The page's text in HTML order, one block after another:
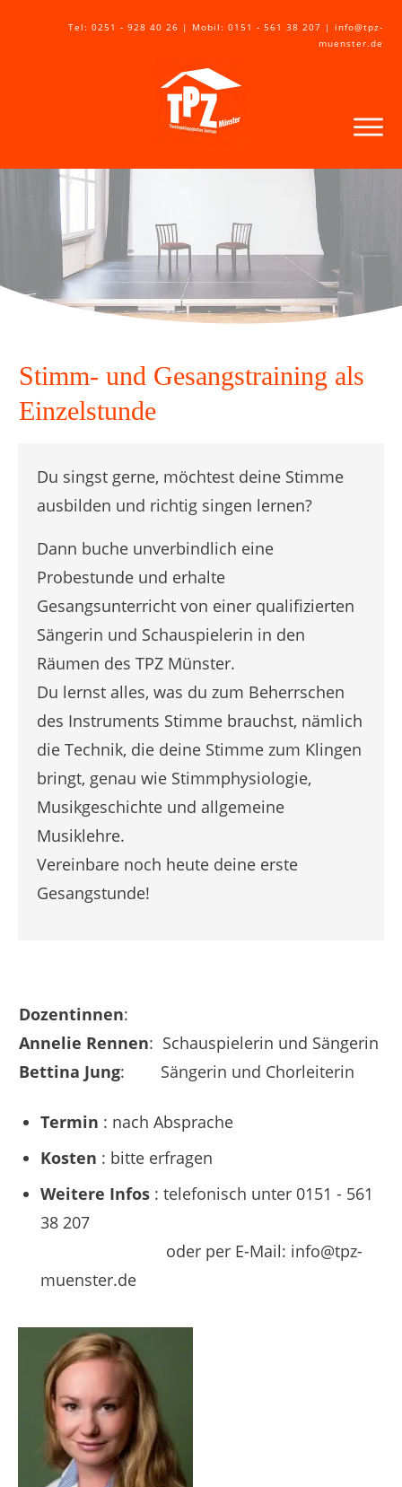
Tel: 0251 - 928 40 26 | Mobil: 0151 - 561 38 207 | info@tpz-
muenster.de
Stimm- und Gesangstraining als
Einzelstunde
Du singst gerne, möchtest deine Stimme
ausbilden und richtig singen lernen?
Dann buche unverbindlich eine
Probestunde und erhalte
Gesangsunterricht von einer qualifizierten
Sängerin und Schauspielerin in den
Räumen des TPZ Münster.
Du lernst alles, was du zum Beherrschen
des Instruments Stimme brauchst, nämlich
die Technik, die deine Stimme zum Klingen
bringt, genau wie Stimmphysiologie,
Musikgeschichte und allgemeine
Musiklehre.
Vereinbare noch heute deine erste
Gesangstunde!
Dozentinnen:
Annelie Rennen: Schauspielerin und Sängerin
Bettina Jung: Sängerin und Chorleiterin
Termin : nach Absprache
Kosten : bitte erfragen
Weitere Infos : telefonisch unter 0151 - 561
38 207
oder per E-Mail: info@tpz-
muenster.de